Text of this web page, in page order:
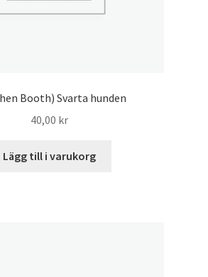
Booth) Svarta hunden
40,00 kr
Lägg till i varukorg